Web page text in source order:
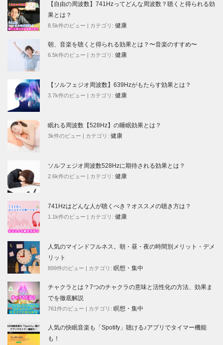
【自由の周波数】741Hzってどんな周波数？聴くと得られる効
果とは？
8.5k件のビュー カテゴリ: 健康
朝、音楽を聴くと得られる効果とは？〜音楽のすすめ〜
6.5k件のビュー カテゴリ: 健康
【ソルフェジオ周波数】639Hzがもたらす効果とは？
3.7k件のビュー カテゴリ: 健康
眠れる周波数【528Hz】の睡眠効果とは？
3k件のビュー カテゴリ: 健康
ソルフェジオ周波数528Hzに期待される効果とは？
2.6k件のビュー カテゴリ: 健康
741Hzはどんな人が聴くべき？オススメの聴き方は？
1.1k件のビュー カテゴリ: 健康
人気のマインドフルネス。朝・昼・夜の時間別メリット・デメ
リット
899件のビュー カテゴリ: 瞑想・集中
チャクラとは？7つのチャクラの意味と活性化の方法、効果ま
でを徹底解説
761件のビュー カテゴリ: 瞑想・集中
人気の快眠音楽も「Spotify」聴ける♪アプリでタイマー機能
も！